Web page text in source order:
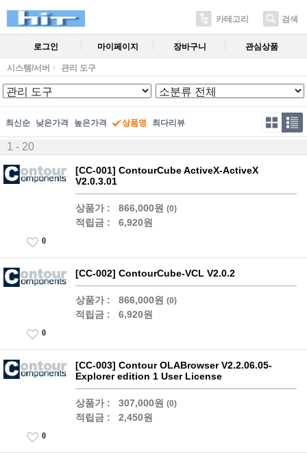
카테고리 검색
로그인 마이페이지 장바구니 관심상품
시스템/서버 관리 도구
최신순 낮은가격 높은가격 상품명 최다리뷰
1 - 20
[CC-001] ContourCube ActiveX-ActiveX
V2.0.3.01
상품가 : 866,000원 (0)
적립금 : 6,920원
0
[CC-002] ContourCube-VCL V2.0.2
상품가 : 866,000원 (0)
적립금 : 6,920원
0
[CC-003] Contour OLABrowser V2.2.06.05-
Explorer edition 1 User License
상품가 : 307,000원 (0)
적립금 : 2,450원
0